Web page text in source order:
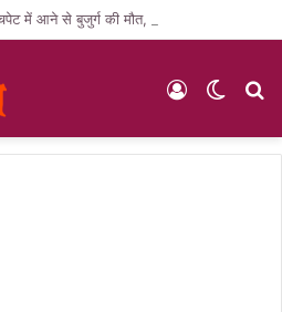
में आने से बुजुर्ग की मौत, पसरा मातम
Switch
Log